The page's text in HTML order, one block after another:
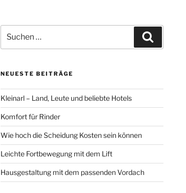
nach:
NEUESTE BEITRÄGE
Kleinarl – Land, Leute und beliebte Hotels
Komfort für Rinder
Wie hoch die Scheidung Kosten sein können
Leichte Fortbewegung mit dem Lift
Hausgestaltung mit dem passenden Vordach